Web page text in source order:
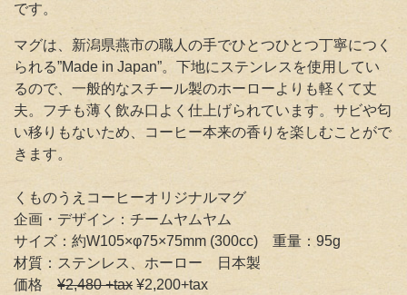
です。
マグは、新潟県燕市の職人の手でひとつひとつ丁寧につく
られる”Made in Japan”。下地にステンレスを使用してい
るので、一般的なスチール製のホーローよりも軽くて丈
夫。フチも薄く飲み口よく仕上げられています。サビや匂
い移りもないため、コーヒー本来の香りを楽しむことがで
きます。
くものうえコーヒーオリジナルマグ
企画・デザイン：チームヤムヤム
サイズ：約W105×φ75×75mm (300cc) 重量：95g
材質：ステンレス、ホーロー 日本製
価格 ¥2,480 +tax ¥2,200+tax